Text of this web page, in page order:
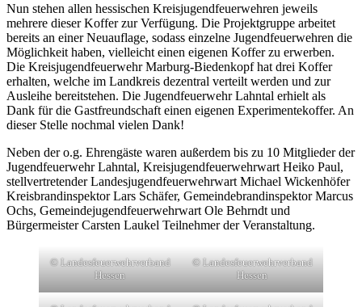
Nun stehen allen hessischen Kreisjugendfeuerwehren jeweils
mehrere dieser Koffer zur Verfügung. Die Projektgruppe arbeitet
bereits an einer Neuauflage, sodass einzelne Jugendfeuerwehren die
Möglichkeit haben, vielleicht einen eigenen Koffer zu erwerben.
Die Kreisjugendfeuerwehr Marburg-Biedenkopf hat drei Koffer
erhalten, welche im Landkreis dezentral verteilt werden und zur
Ausleihe bereitstehen. Die Jugendfeuerwehr Lahntal erhielt als
Dank für die Gastfreundschaft einen eigenen Experimentekoffer. An
dieser Stelle nochmal vielen Dank!
Neben der o.g. Ehrengäste waren außerdem bis zu 10 Mitglieder der
Jugendfeuerwehr Lahntal, Kreisjugendfeuerwehrwart Heiko Paul,
stellvertretender Landesjugendfeuerwehrwart Michael Wickenhöfer
Kreisbrandinspektor Lars Schäfer, Gemeindebrandinspektor Marcus
Ochs, Gemeindejugendfeuerwehrwart Ole Behrndt und
Bürgermeister Carsten Laukel Teilnehmer der Veranstaltung.
© Landesfeuerwehrverband
Hessen
© Landesfeuerwehrverband
Hessen